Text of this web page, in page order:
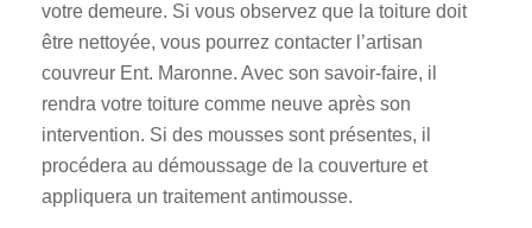
votre demeure. Si vous observez que la toiture doit
être nettoyée, vous pourrez contacter l’artisan
couvreur Ent. Maronne. Avec son savoir-faire, il
rendra votre toiture comme neuve après son
intervention. Si des mousses sont présentes, il
procédera au démoussage de la couverture et
appliquera un traitement antimousse.